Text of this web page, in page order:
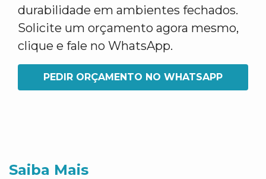
durabilidade em ambientes fechados.
Solicite um orçamento agora mesmo,
clique e fale no WhatsApp.
PEDIR ORÇAMENTO NO WHATSAPP
Saiba Mais